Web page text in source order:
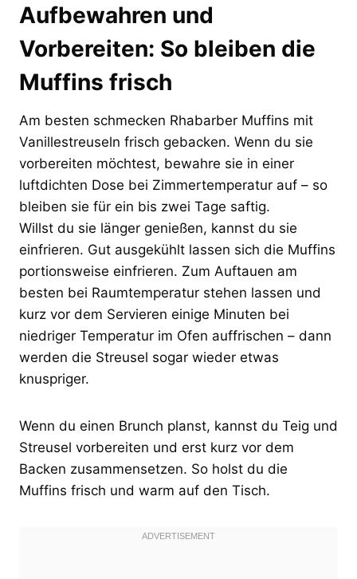
Aufbewahren und
Vorbereiten: So bleiben die
Muffins frisch
Am besten schmecken Rhabarber Muffins mit
Vanillestreuseln frisch gebacken. Wenn du sie
vorbereiten möchtest, bewahre sie in einer
luftdichten Dose bei Zimmertemperatur auf – so
bleiben sie für ein bis zwei Tage saftig.
Willst du sie länger genießen, kannst du sie
einfrieren. Gut ausgekühlt lassen sich die Muffins
portionsweise einfrieren. Zum Auftauen am
besten bei Raumtemperatur stehen lassen und
kurz vor dem Servieren einige Minuten bei
niedriger Temperatur im Ofen auffrischen – dann
werden die Streusel sogar wieder etwas
knuspriger.
Wenn du einen Brunch planst, kannst du Teig und
Streusel vorbereiten und erst kurz vor dem
Backen zusammensetzen. So holst du die
Muffins frisch und warm auf den Tisch.